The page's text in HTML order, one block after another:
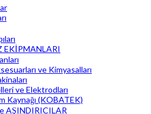
EKİPMANLARI
ve Kimyasalları
ve Elektrodları
Kaynağı (KOBATEK)
AŞINDIRICILAR